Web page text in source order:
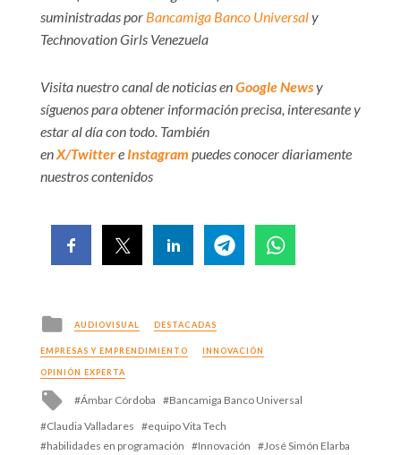
suministradas por Bancamiga Banco Universaly
Technovation Girls Venezuela
Visita nuestro canal de noticias enGoogle Newsy
síguenos para obtener información precisa, interesante y
estar al día con todo. También
enX/Twittere Instagram puedes conocer diariamente
nuestros contenidos
Posted
in
AUDIOVISUAL DESTACADAS
EMPRESAS Y EMPRENDIMIENTO INNOVACIÓN
OPINIÓN EXPERTA
Tagged
Ámbar Córdoba
Bancamiga Banco Universal
Claudia Valladares
equipo Vita Tech
habilidades en programación
Innovación
José Simón Elarba